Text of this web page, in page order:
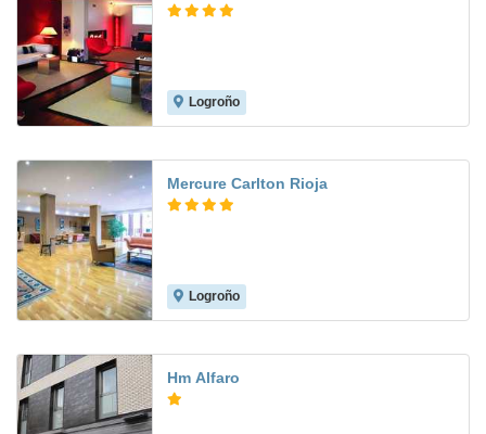
Logroño
Mercure Carlton Rioja
Logroño
Hm Alfaro